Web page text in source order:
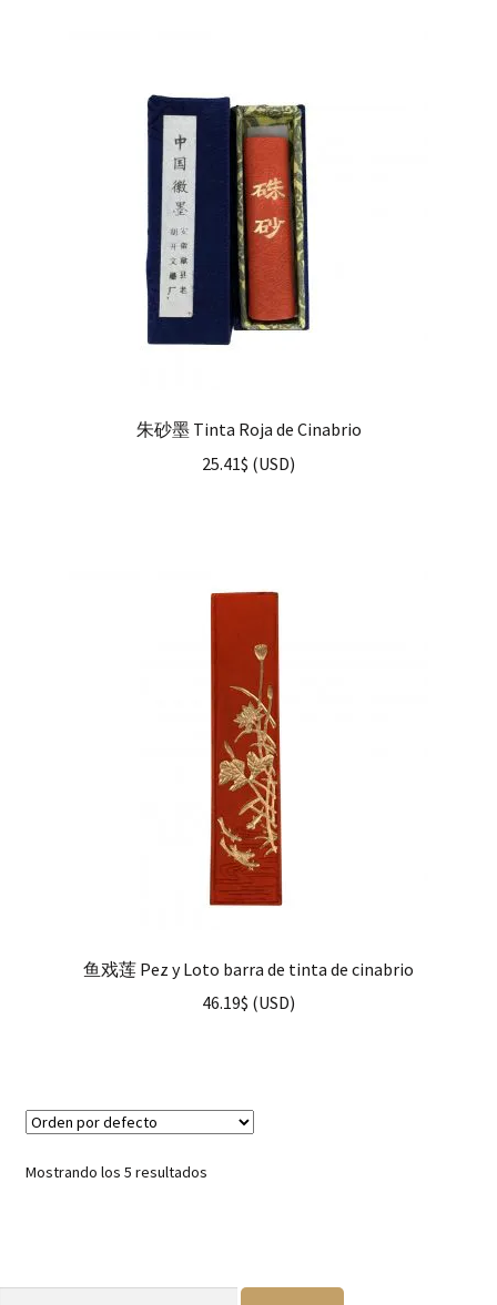
朱砂墨 Tinta Roja de Cinabrio
25.41$ (USD)
鱼戏莲 Pez y Loto barra de tinta de cinabrio
46.19$ (USD)
Mostrando los 5 resultados